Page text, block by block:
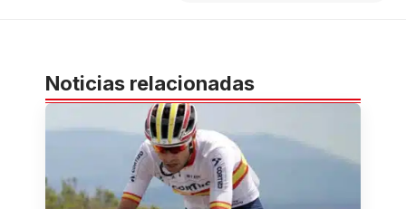
Noticias relacionadas